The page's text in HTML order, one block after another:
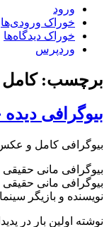
ورود
خوراک ورودی‌ها
خوراک دیدگاه‌ها
وردپرس
برچسب: کامل
بیوگرافی
بیوگرافی کامل و
بیوگرافی مانی
نویسنده و بازیگر
نوشته اولین بار در